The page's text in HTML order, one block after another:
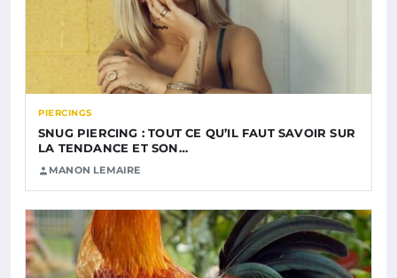
PIERCINGS
SNUG PIERCING : TOUT CE QU’IL FAUT SAVOIR SUR
LA TENDANCE ET SON…
MANON LEMAIRE